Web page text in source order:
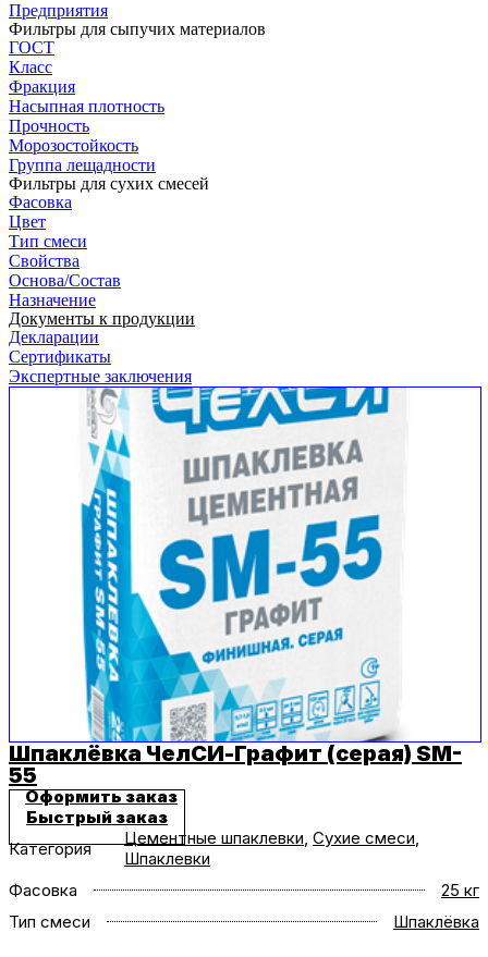
Предприятия
Фильтры для сыпучих материалов
ГОСТ
Класс
Фракция
Насыпная плотность
Прочность
Морозостойкость
Группа лещадности
Фильтры для сухих смесей
Фасовка
Цвет
Тип смеси
Свойства
Основа/Состав
Назначение
Документы к продукции
Декларации
Сертификаты
Экспертные заключения
Шпаклёвка ЧелСИ-Графит (серая) SM-
55
Оформить заказ
Быстрый заказ
Категория
Цементные шпаклевки, Сухие смеси,
Шпаклевки
Фасовка
25 кг
Тип смеси
Шпаклёвка